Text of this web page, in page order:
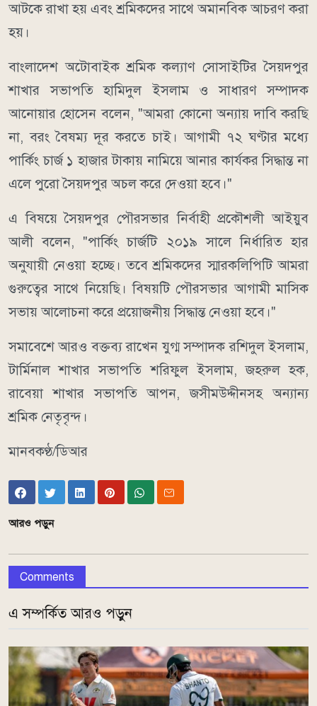
আটকে রাখা হয় এবং শ্রমিকদের সাথে অমানবিক আচরণ করা
হয়।
বাংলাদেশ অটোবাইক শ্রমিক কল্যাণ সোসাইটির সৈয়দপুর
শাখার সভাপতি হামিদুল ইসলাম ও সাধারণ সম্পাদক
আনোয়ার হোসেন বলেন, "আমরা কোনো অন্যায় দাবি করছি
না, বরং বৈষম্য দূর করতে চাই। আগামী ৭২ ঘণ্টার মধ্যে
পার্কিং চার্জ ১ হাজার টাকায় নামিয়ে আনার কার্যকর সিদ্ধান্ত না
এলে পুরো সৈয়দপুর অচল করে দেওয়া হবে।"
এ বিষয়ে সৈয়দপুর পৌরসভার নির্বাহী প্রকৌশলী আইয়ুব
আলী বলেন, "পার্কিং চার্জটি ২০১৯ সালে নির্ধারিত হার
অনুযায়ী নেওয়া হচ্ছে। তবে শ্রমিকদের স্মারকলিপিটি আমরা
গুরুত্বের সাথে নিয়েছি। বিষয়টি পৌরসভার আগামী মাসিক
সভায় আলোচনা করে প্রয়োজনীয় সিদ্ধান্ত নেওয়া হবে।"
সমাবেশে আরও বক্তব্য রাখেন যুগ্ম সম্পাদক রশিদুল ইসলাম,
টার্মিনাল শাখার সভাপতি শরিফুল ইসলাম, জহরুল হক,
রাবেয়া শাখার সভাপতি আপন, জসীমউদ্দীনসহ অন্যান্য
শ্রমিক নেতৃবৃন্দ।
মানবকণ্ঠ/ডিআর
আরও পড়ুন
Comments
এ সম্পর্কিত আরও পড়ুন